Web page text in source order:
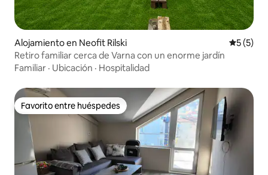
Alojamiento en Neofit Rilski
5 (5)
Retiro familiar cerca de Varna con un enorme jardín
Familiar · Ubicación · Hospitalidad
Favorito entre huéspedes
Favorito entre huéspedes